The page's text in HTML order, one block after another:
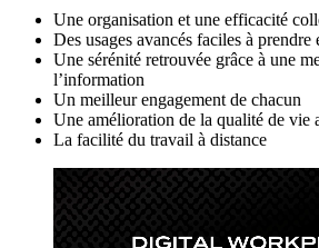
Une organisation et une efficacité
Des usages avancés faciles à prendre
Une sérénité retrouvée grâce à une
l’information
Un meilleur engagement de chacun
Une amélioration de la qualité de vie
La facilité du travail à distance